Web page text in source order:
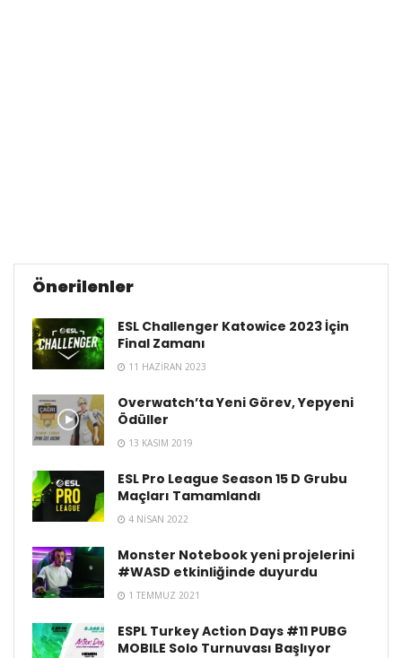
Önerilenler
ESL Challenger Katowice 2023 İçin
Final Zamanı
11 HAZIRAN 2023
Overwatch’ta Yeni Görev, Yepyeni
Ödüller
13 KASIM 2019
ESL Pro League Season 15 D Grubu
Maçları Tamamlandı
4 NISAN 2022
Monster Notebook yeni projelerini
#WASD etkinliğinde duyurdu
1 TEMMUZ 2021
ESPL Turkey Action Days #11 PUBG
MOBILE Solo Turnuvası Başlıyor